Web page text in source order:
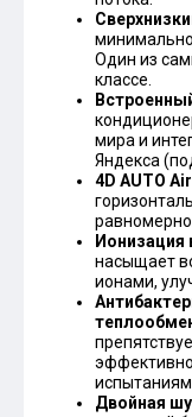
Один из
классе.
мира и
Яндекса
4D AUTO Air
Ионизация
насыщает
ионами,
Двойная